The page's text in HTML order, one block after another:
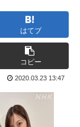
ものがコレ！...
る感じ！？」...
本人は韓国...
分析した結...
い。
はてブ
コピー
2020.03.23 13:47